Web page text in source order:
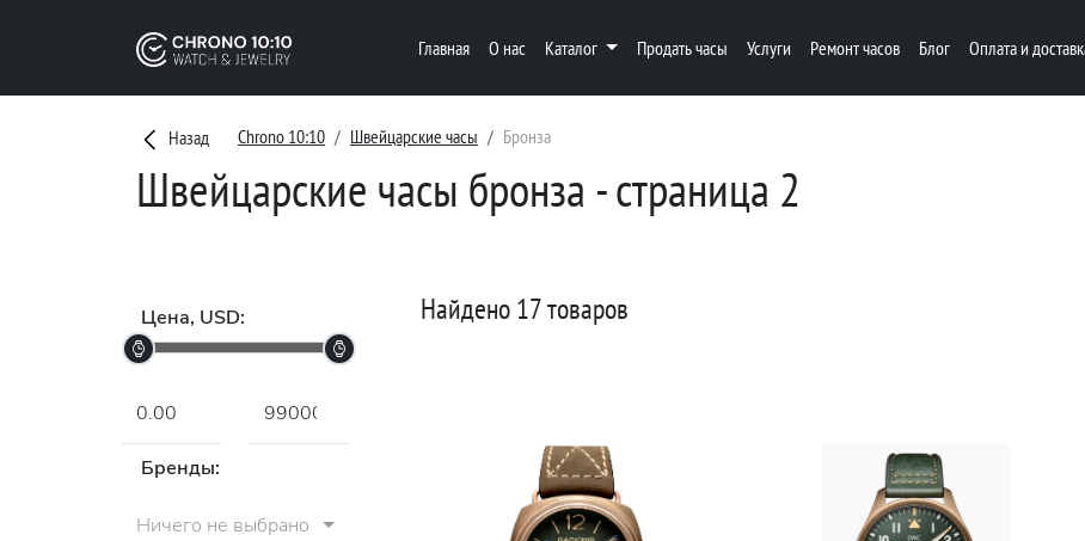
Главная О нас Каталог Продать часы Услуги Ремонт часов Блог Оплата и
Назад Chrono 10:10 Швейцарские часы Бронза
Швейцарские часы бронза - страница 2
Цена, USD:
Бренды:
Ничего не выбрано
Найдено 17 товаров